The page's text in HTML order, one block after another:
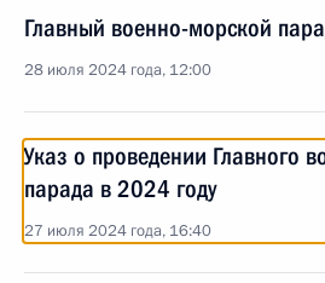
Главный военно-морской
28 июля 2024 года, 12:00
Указ о проведении Главного
парада в 2024 году
27 июля 2024 года, 16:40